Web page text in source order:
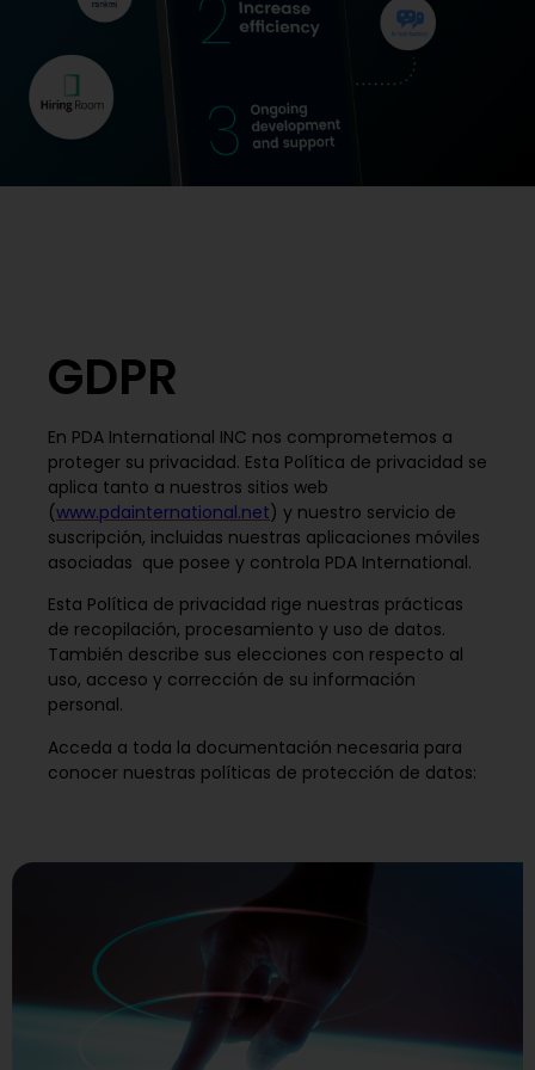
GDPR
En PDA International INC nos comprometemos a
proteger su privacidad. Esta Política de privacidad se
aplica tanto a nuestros sitios web
(www.pdainternational.net) y nuestro servicio de
suscripción, incluidas nuestras aplicaciones móviles
asociadas que posee y controla PDA International.
Esta Política de privacidad rige nuestras prácticas
de recopilación, procesamiento y uso de datos.
También describe sus elecciones con respecto al
uso, acceso y corrección de su información
personal.
Acceda a toda la documentación necesaria para
conocer nuestras políticas de protección de datos: